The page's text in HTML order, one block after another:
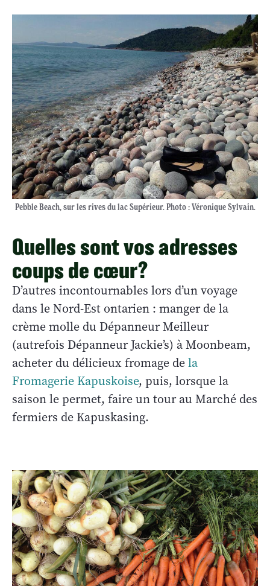
Pebble Beach, sur les rives du lac Supérieur. Photo : Véronique Sylvain.
Quelles sont vos adresses
coups de cœur?
D’autres incontournables lors d’un voyage
dans le Nord-Est ontarien : manger de la
crème molle du Dépanneur Meilleur
(autrefois Dépanneur Jackie’s) à Moonbeam,
acheter du délicieux fromage dela
Fromagerie Kapuskoise, puis, lorsque la
saison le permet, faire un tour au Marché des
fermiers de Kapuskasing.